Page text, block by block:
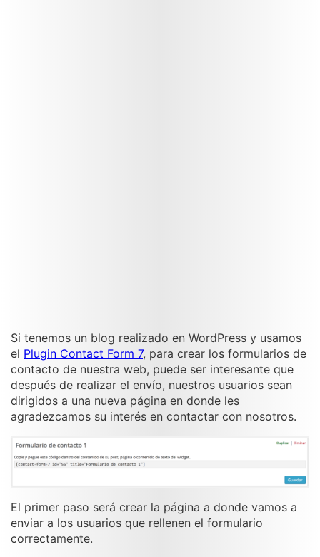
Si tenemos un blog realizado en WordPress y usamos
el Plugin Contact Form 7, para crear los formularios de
contacto de nuestra web, puede ser interesante que
después de realizar el envío, nuestros usuarios sean
dirigidos a una nueva página en donde les
agradezcamos su interés en contactar con nosotros.
El primer paso será crear la página a donde vamos a
enviar a los usuarios que rellenen el formulario
correctamente.